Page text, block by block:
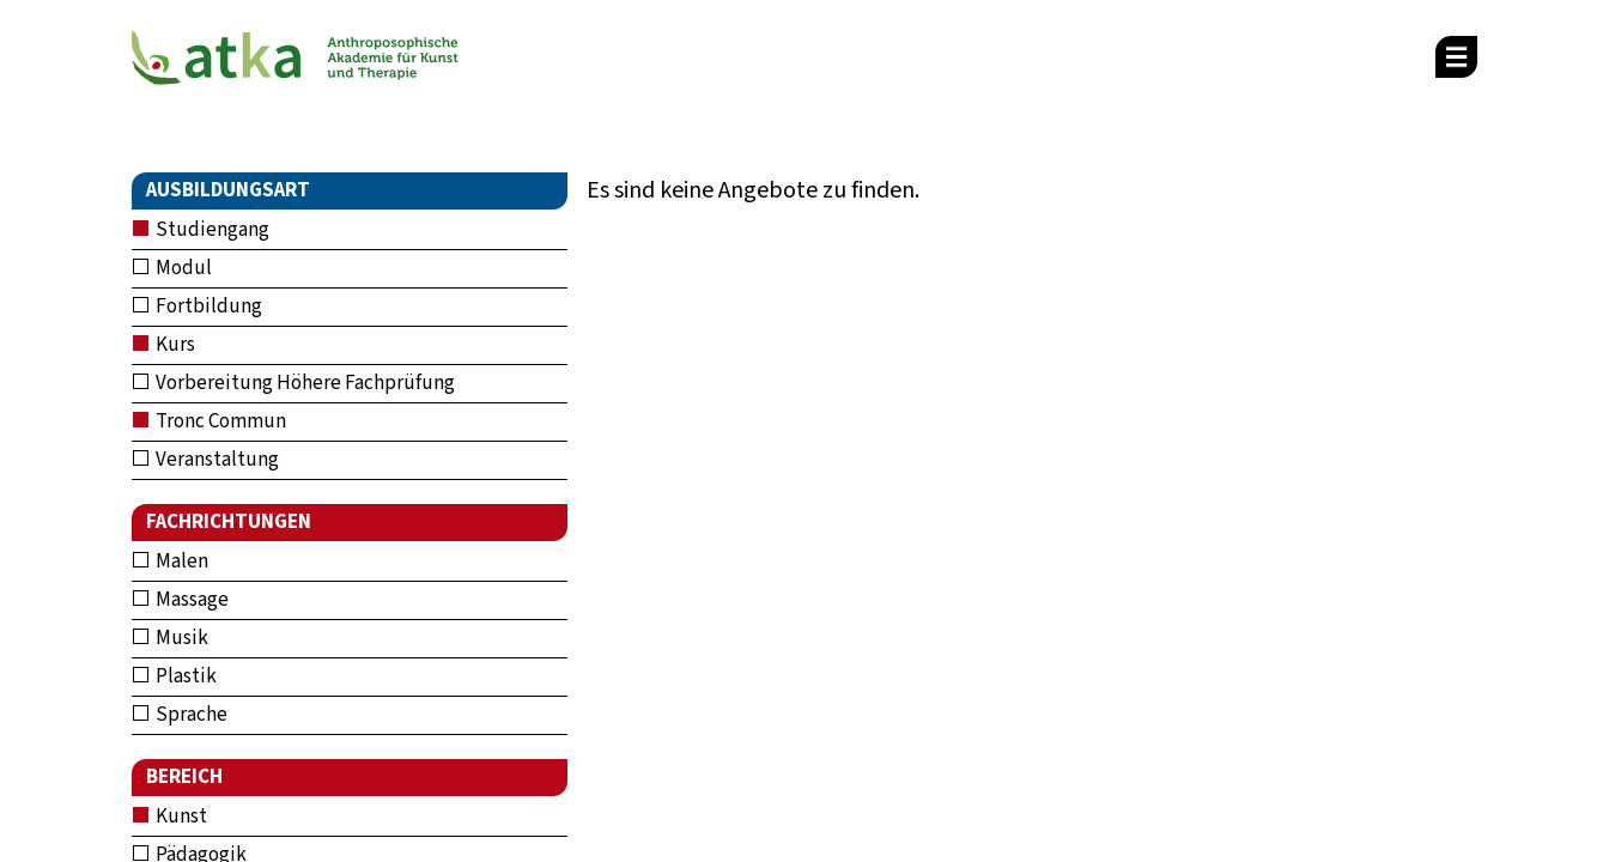
AUSBILDUNGSART
Studiengang
Modul
Fortbildung
Kurs
Vorbereitung Höhere Fachprüfung
Tronc Commun
Veranstaltung
FACHRICHTUNGEN
Malen
Massage
Musik
Plastik
Sprache
BEREICH
Kunst
Pädagogik
Es sind keine Angebote zu finden.